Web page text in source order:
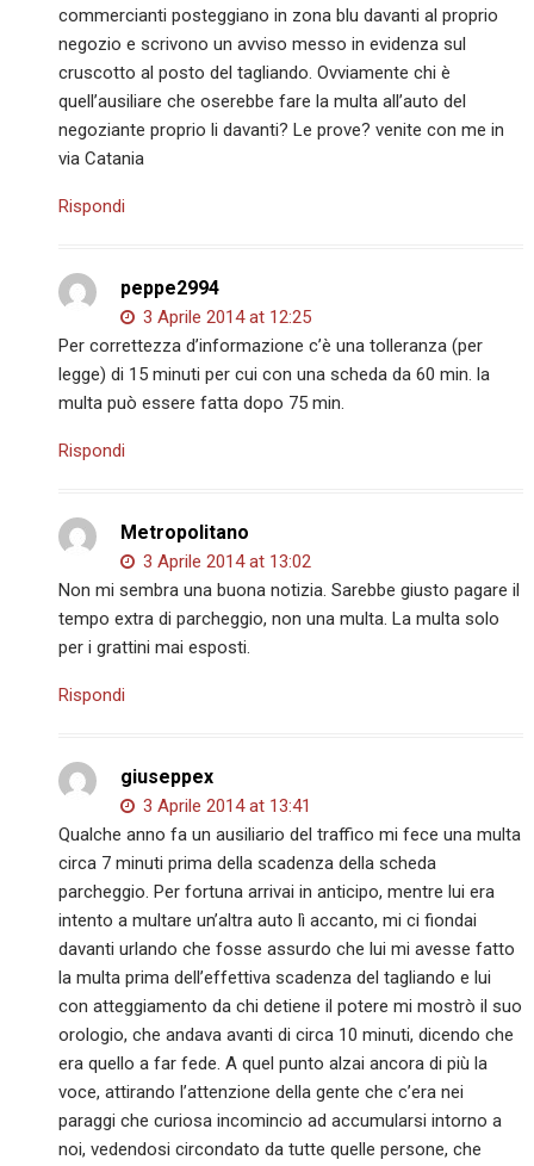
commercianti posteggiano in zona blu davanti al proprio
negozio e scrivono un avviso messo in evidenza sul
cruscotto al posto del tagliando. Ovviamente chi è
quell’ausiliare che oserebbe fare la multa all’auto del
negoziante proprio li davanti? Le prove? venite con me in
via Catania
Rispondi
peppe2994
3 Aprile 2014 at 12:25
Per correttezza d’informazione c’è una tolleranza (per
legge) di 15 minuti per cui con una scheda da 60 min. la
multa può essere fatta dopo 75 min.
Rispondi
Metropolitano
3 Aprile 2014 at 13:02
Non mi sembra una buona notizia. Sarebbe giusto pagare il
tempo extra di parcheggio, non una multa. La multa solo
per i grattini mai esposti.
Rispondi
giuseppex
3 Aprile 2014 at 13:41
Qualche anno fa un ausiliario del traffico mi fece una multa
circa 7 minuti prima della scadenza della scheda
parcheggio. Per fortuna arrivai in anticipo, mentre lui era
intento a multare un’altra auto lì accanto, mi ci fiondai
davanti urlando che fosse assurdo che lui mi avesse fatto
la multa prima dell’effettiva scadenza del tagliando e lui
con atteggiamento da chi detiene il potere mi mostrò il suo
orologio, che andava avanti di circa 10 minuti, dicendo che
era quello a far fede. A quel punto alzai ancora di più la
voce, attirando l’attenzione della gente che c’era nei
paraggi che curiosa incomincio ad accumularsi intorno a
noi, vedendosi circondato da tutte quelle persone, che